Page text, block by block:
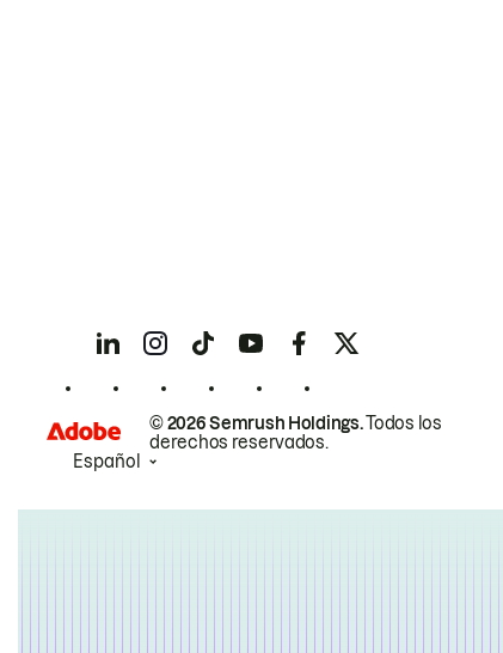
© 2026 Semrush Holdings.Todos los
derechos reservados.
Español